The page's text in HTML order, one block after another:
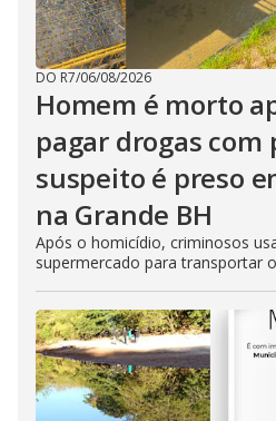
DO R7/06/08/2026
Homem é morto
pagar drogas com
suspeito é preso
na Grande BH
Após o homicídio, criminosos
supermercado para transportar